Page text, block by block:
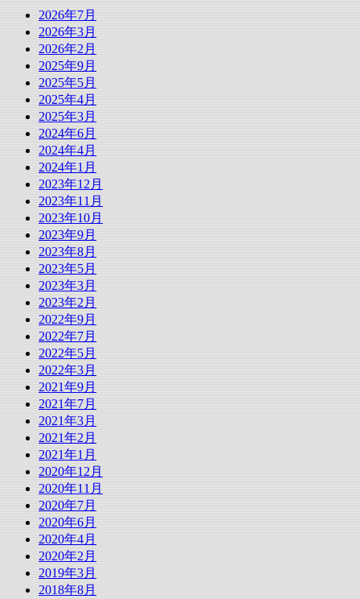
2026年7月
2026年3月
2026年2月
2025年9月
2025年5月
2025年4月
2025年3月
2024年6月
2024年4月
2024年1月
2023年12月
2023年11月
2023年10月
2023年9月
2023年8月
2023年5月
2023年3月
2023年2月
2022年9月
2022年7月
2022年5月
2022年3月
2021年9月
2021年7月
2021年3月
2021年2月
2021年1月
2020年12月
2020年11月
2020年7月
2020年6月
2020年4月
2020年2月
2019年3月
2018年8月